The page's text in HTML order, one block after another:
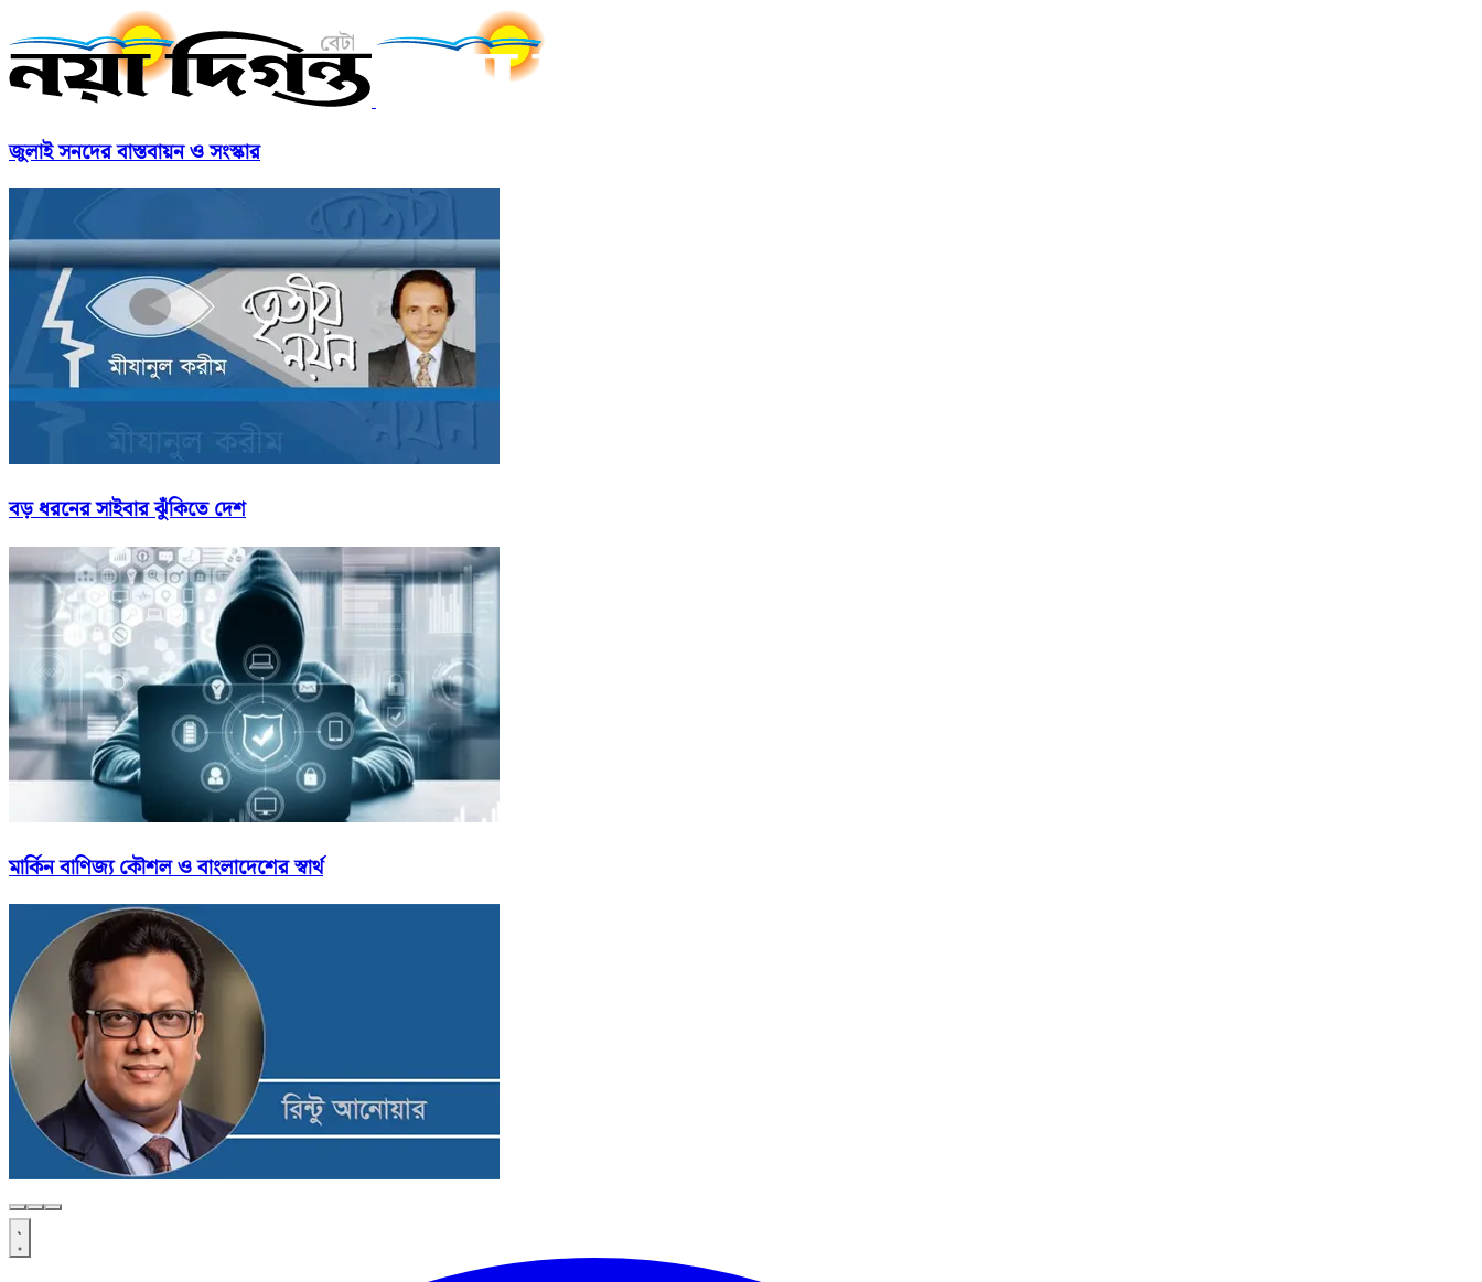
জুলাই সনদের বাস্তবায়ন ও সংস্কার
বড় ধরনের সাইবার ঝুঁকিতে দেশ
মার্কিন বাণিজ্য কৌশল ও বাংলাদেশের স্বার্থ